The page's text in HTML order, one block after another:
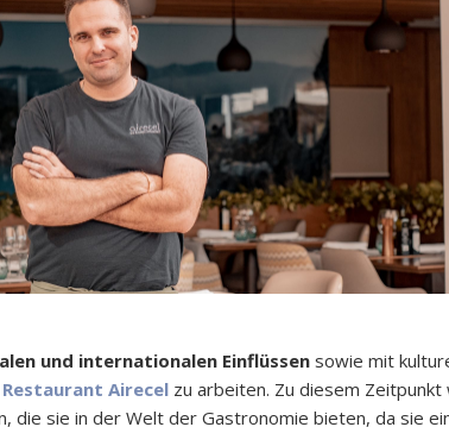
und internationalen Einflüssen sowie mit
Restaurant Airecel zu arbeiten. Zu diesem
die sie in der Welt der Gastronomie bieten, da sie